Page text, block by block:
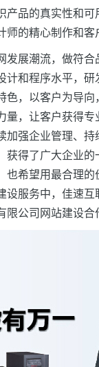
产品的真实性和
师的精心制作和客
发展潮流，做符
和程序水平，
色，以客户为导
量，让客户获得
加强企业管理、
获得了广大企业的
也希望用最合理
设服务中，佳速
限公司 网站建设合